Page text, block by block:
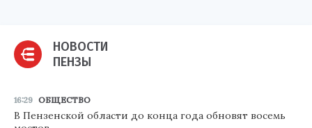
НОВОСТИ
ПЕНЗЫ
16:29 ОБЩЕСТВО
В Пензенской области до конца года обновят восемь